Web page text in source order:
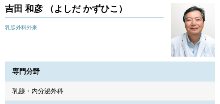
吉田 和彦 （よしだ かずひこ）
乳腺外科外来
専門分野
乳腺・内分泌外科